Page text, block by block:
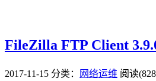
FileZilla FTP Client
2017-11-15 分类： 网络运维 阅读